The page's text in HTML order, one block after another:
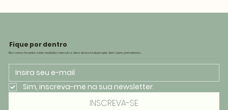
Fique por dentro
Nós vamos te contar sobre novidades mensais e dicas de casa e decoração. Sem spam, prometemos.
Sim, inscreva-me na sua newsletter.
INSCREVA-SE